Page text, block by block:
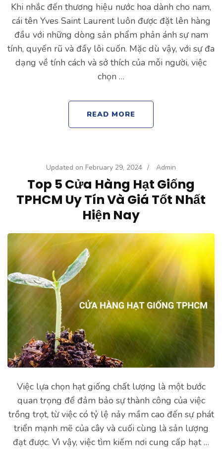
Khi nhắc đến thương hiệu nước hoa dành cho nam,
cái tên Yves Saint Laurent luôn được đặt lên hàng
đầu với những dòng sản phẩm phản ánh sự nam
tính, quyến rũ và đầy lôi cuốn. Mặc dù vậy, với sự đa
dạng về tính cách và sở thích của mỗi người, việc
chọn …
READ MORE
Updated on February 29, 2024 / Admin
Top 5 Cửa Hàng Hạt Giống
TPHCM Uy Tín Và Giá Tốt Nhất
Hiện Nay
Việc lựa chọn hạt giống chất lượng là một bước
quan trọng để đảm bảo sự thành công của việc
trồng trọt, từ việc có tỷ lệ nảy mầm cao đến sự phát
triển mạnh mẽ của cây và cuối cùng là sản lượng
đạt được. Vì vậy, việc tìm kiếm nơi cung cấp hạt …